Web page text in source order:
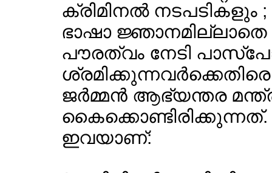
ക്രിമിനല്‍ നടപടികളും ;
ഭാഷാ
പൗരത്വം നേടി
ജര്‍മ്മന്‍ ആഭ്യന്തര
ഇവയാണ്: